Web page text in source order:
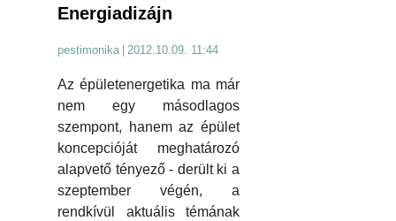
Energiadizájn
pestimonika 2012.10.09. 11:44
Az épületenergetika ma már
nem egy másodlagos
szempont, hanem az épület
koncepcióját meghatározó
alapvető tényező - derült ki a
szeptember végén, a
rendkívül aktuális témának